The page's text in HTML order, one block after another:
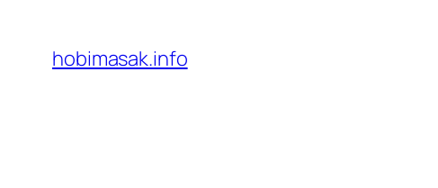
content
hobimasak.info